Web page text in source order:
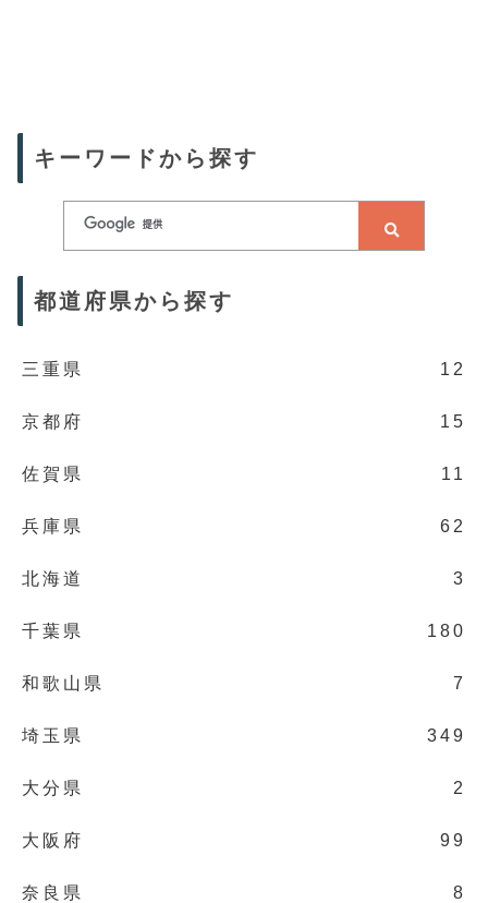
キーワードから探す
都道府県から探す
三重県 12
京都府 15
佐賀県 11
兵庫県 62
北海道 3
千葉県 180
和歌山県 7
埼玉県 349
大分県 2
大阪府 99
奈良県 8